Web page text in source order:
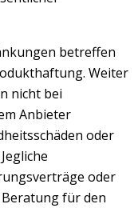
betreffen
Weiter
nicht bei
Anbieter
oder
oder
für den